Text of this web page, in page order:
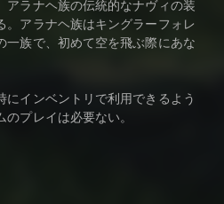
アラナヘ族の伝統的なナヴィの装
。アラナヘ族はキングラーフォレ
一族で、初めて空を飛ぶ際にあな
にインベントリで利用できるよう
プレイは必要ない。